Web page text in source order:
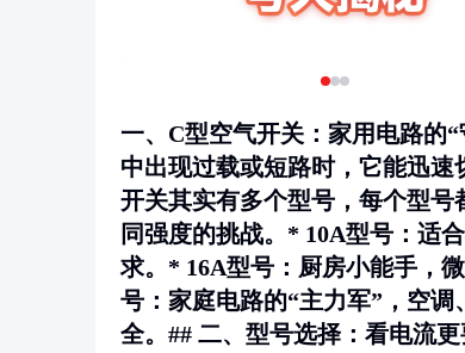
一、C型空气开关：家用电路的
中出现过载或短路时，它能迅
开关其实有多个型号，每个型
同强度的挑战。* 10A型号 ：适
求。* 16A型号 ：厨房小能手，
号 ：家庭电路的“主力军”，空
全。## 二、型号选择：看电流